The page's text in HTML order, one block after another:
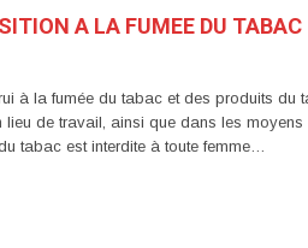
A LA FUMEE DU TABAC
à la fumée du tabac et des produits
de travail, ainsi que dans les
tabac est interdite à toute femme…